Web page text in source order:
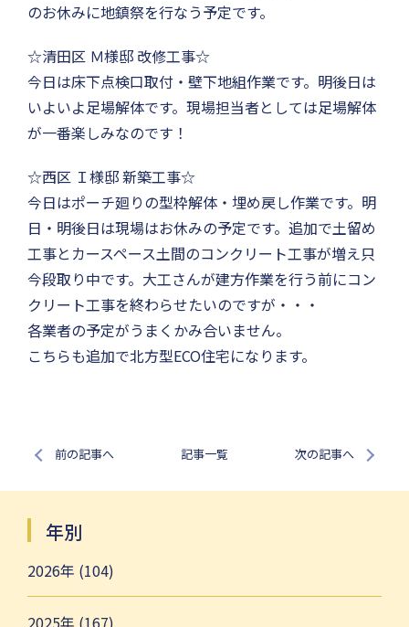
のお休みに地鎮祭を行なう予定です。
☆清田区 Ｍ様邸 改修工事☆
今日は床下点検口取付・壁下地組作業です。明後日は
いよいよ足場解体です。現場担当者としては足場解体
が一番楽しみなのです！
☆西区 Ｉ様邸 新築工事☆
今日はポーチ廻りの型枠解体・埋め戻し作業です。明
日・明後日は現場はお休みの予定です。追加で土留め
工事とカースペース土間のコンクリート工事が増え只
今段取り中です。大工さんが建方作業を行う前にコン
クリート工事を終わらせたいのですが・・・
各業者の予定がうまくかみ合いません。
こちらも追加で北方型ECO住宅になります。
前の記事へ 記事一覧 次の記事へ
年別
2026年 (104)
2025年 (167)